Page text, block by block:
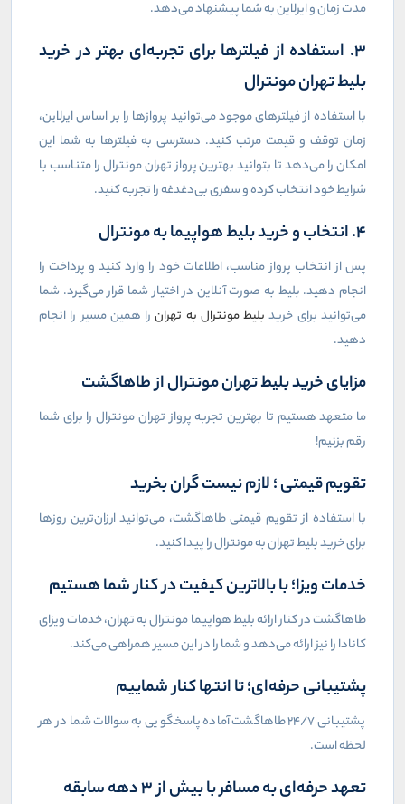
مدت زمان و ایرلاین به شما پیشنهاد می‌دهد.
3. استفاده از فیلترها برای تجربه‌ای بهتر در خرید
بلیط تهران مونترال
با استفاده از فیلترهای موجود می‌توانید پروازها را بر اساس ایرلاین،
زمان توقف و قیمت مرتب کنید. دسترسی به فیلترها به شما این
امکان را می‌دهد تا بتوانید بهترین پرواز تهران مونترال را متناسب با
شرایط خود انتخاب کرده و سفری بی‌دغدغه را تجربه کنید.
4. انتخاب و خرید بلیط هواپیما به مونترال
پس از انتخاب پرواز مناسب، اطلاعات خود را وارد کنید و پرداخت را
انجام دهید. بلیط به صورت آنلاین در اختیار شما قرار می‌گیرد. شما
می‌توانید برای خرید بلیط مونترال به تهرانرا همین مسیر را انجام
دهید.
مزایای خرید بلیط تهران مونترال از طاهاگشت
ما متعهد هستیم تا بهترین تجربه پرواز تهران مونترال را برای شما
رقم بزنیم!
تقویم قیمتی ؛ لازم نیست گران بخرید
با استفاده از تقویم قیمتی طاهاگشت، می‌توانید ارزان‌ترین روزها
برای خرید بلیط تهران به مونترال را پیدا کنید.
خدمات ویزا؛ با بالاترین کیفیت در کنار شما هستیم
طاهاگشت در کنار ارائه بلیط هواپیما مونترال به تهران، خدمات ویزای
کانادا را نیز ارائه می‌دهد و شما را در این مسیر همراهی می‌کند.
پشتیبانی حرفه‌ای؛ تا انتها کنار شماییم
پشتیبانی 24/7 طاهاگشت آماده پاسخگویی به سوالات شما در هر
لحظه است.
تعهد حرفه‌ای به مسافر با بیش از 3 دهه سابقه